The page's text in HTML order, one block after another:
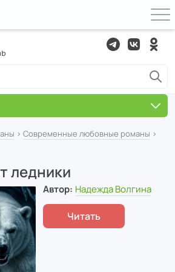
› Современные любовные романы ›
ледники
Автор: Надежда Волгина
Читать